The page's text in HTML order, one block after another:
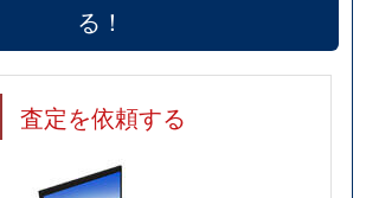
る！
査定を依頼する